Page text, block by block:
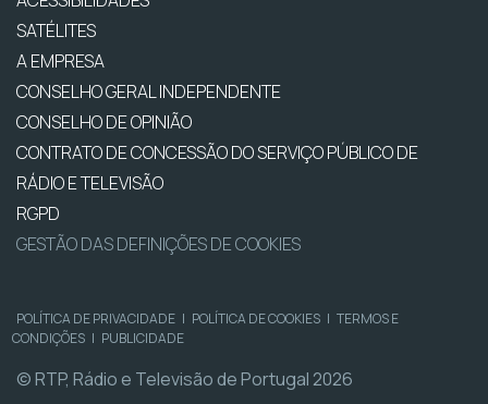
SATÉLITES
A EMPRESA
CONSELHO GERAL INDEPENDENTE
CONSELHO DE OPINIÃO
CONTRATO DE CONCESSÃO DO SERVIÇO PÚBLICO DE
RÁDIO E TELEVISÃO
RGPD
GESTÃO DAS DEFINIÇÕES DE COOKIES
POLÍTICA DE PRIVACIDADE | POLÍTICA DE COOKIES | TERMOS E
CONDIÇÕES | PUBLICIDADE
© RTP, Rádio e Televisão de Portugal 2026